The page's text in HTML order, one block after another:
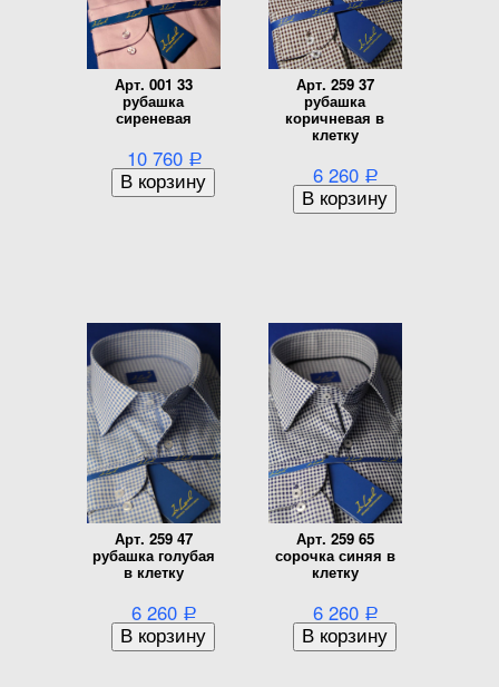
Арт. 001 33
рубашка
сиреневая
10 760 Р
Арт. 259 37
рубашка
коричневая в
клетку
6 260 Р
Арт. 259 47
рубашка голубая
в клетку
6 260 Р
Арт. 259 65
сорочка синяя в
клетку
6 260 Р